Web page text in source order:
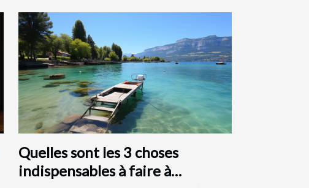
Quelles sont les 3 choses
indispensables à faire à